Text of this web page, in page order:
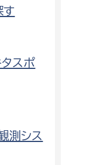
たい
す
スポ
測シス